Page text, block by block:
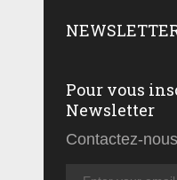
Pour vous
Newsletter
Contactez-